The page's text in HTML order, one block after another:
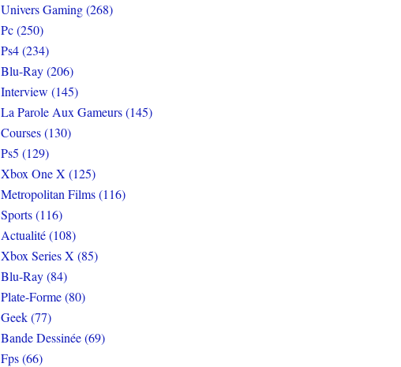
Univers Gaming (268)
Pc (250)
Ps4 (234)
Blu-Ray (206)
Interview (145)
La Parole Aux Gameurs (145)
Courses (130)
Ps5 (129)
Xbox One X (125)
Metropolitan Films (116)
Sports (116)
Actualité (108)
Xbox Series X (85)
Blu-Ray (84)
Plate-Forme (80)
Geek (77)
Bande Dessinée (69)
Fps (66)